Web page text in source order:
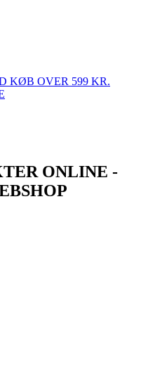
KØB OVER 599 KR.
ONLINE -